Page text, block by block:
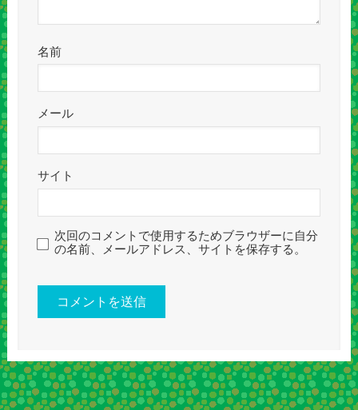
名前
メール
サイト
次回のコメントで使用するためブラウザーに自分
の名前、メールアドレス、サイトを保存する。